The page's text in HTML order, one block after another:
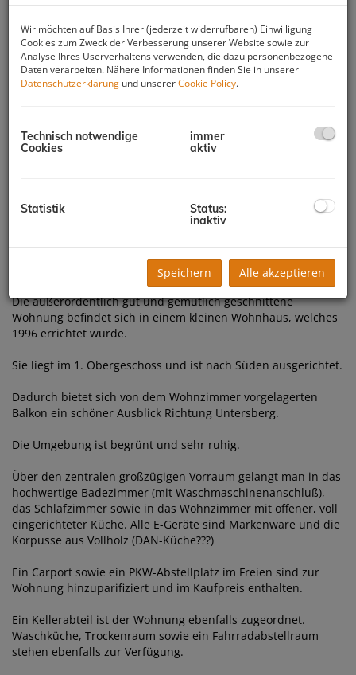
Die außerordentlich gut und gemütlich geschnittene
Wohnung befindet sich in einem kleinen Wohnhaus, welches
1996 errichtet wurde.
Sie liegt im 1. Obergeschoss und ist nach Süden ausgerichtet.
Dadurch bietet sich von dem Wohnzimmer vorgelagerten
Balkon ein schöner Ausblick Richtung Untersberg.
Die Umgebung ist begrünt und sehr ruhig.
Über den zentralen großzügigen Vorraum gelangt man in das
hochwertige Badezimmer (mit Waschmaschinenanschluß),
das Schlafzimmer sowie in das Wohnzimmer mit offener, voll
eingerichteter Küche. Alle E-Geräte sind Markenware und die
Korpusse aus Vollholz (DAN-Küche???)
Ein Carport sowie ein PKW-Abstellplatz im Freien sind zur
Wohnung hinzuparifiziert und im Kaufpreis enthalten.
Ein Kellerabteil ist der Wohnung ebenfalls zugeordnet.
Waschküche, Trockenraum sowie ein Fahrradabstellraum
stehen ebenfalls zur Verfügung.
Wir möchten auf Basis Ihrer (jederzeit widerrufbaren) Einwilligung
Cookies zum Zweck der Verbesserung unserer Website sowie zur
Analyse Ihres Userverhaltens verwenden, die dazu personenbezogene
Daten verarbeiten. Nähere Informationen finden Sie in unserer
Datenschutzerklärung und unsererCookie Policy.
Technisch notwendige
Cookies
immer
aktiv
Statistik
Status:
inaktiv
Speichern Alle akzeptieren